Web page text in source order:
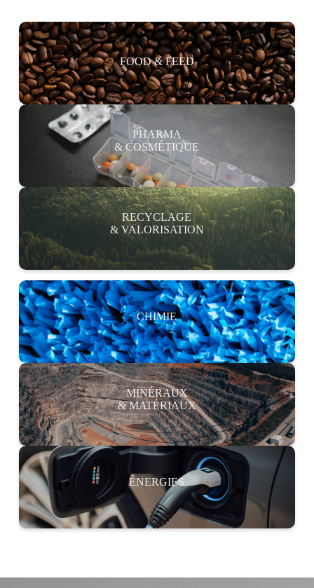
FOOD & FEED
PHARMA
& COSMÉTIQUE
RECYCLAGE
& VALORISATION
CHIMIE
MINÉRAUX
& MATÉRIAUX
ÉNERGIES